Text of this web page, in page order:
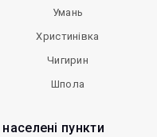
Умань
Христинівка
Чигирин
Шпола
пункти